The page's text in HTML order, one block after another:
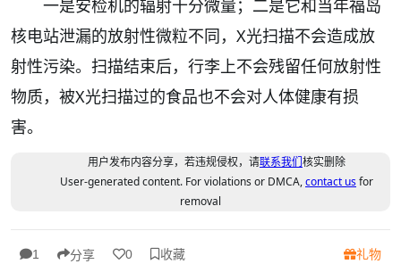
一是安检机的辐射十分微量；二是它和当年福岛
核电站泄漏的放射性微粒不同，X光扫描不会造成放
射性污染。扫描结束后，行李上不会残留任何放射性
物质，被X光扫描过的食品也不会对人体健康有损
害。
用户发布内容分享，若违规侵权，请联系我们核实删除
User-generated content. For violations or DMCA,contact usfor
removal
1 分享 0 收藏 礼物